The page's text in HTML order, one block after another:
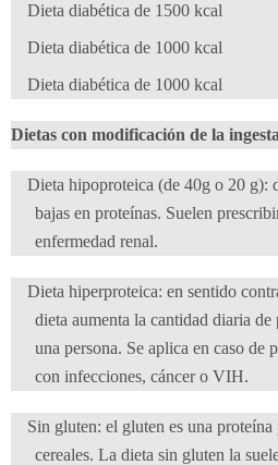
Dieta diabética de 1500 kcal
Dieta diabética de 1000 kcal
Dieta diabética de 1000 kcal
Dietas con modificación de la
Dieta hipoproteica (de 40g o 20 g):
bajas en proteínas. Suelen
enfermedad renal.
Dieta hiperproteica: en sentido
dieta aumenta la cantidad diaria
una persona. Se aplica en caso de
con infecciones, cáncer o VIH.
Sin gluten: el gluten es una proteína
cereales. La dieta sin gluten la